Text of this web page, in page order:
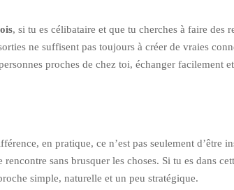
, si tu es célibataire et que tu cherches à faire des
ne suffisent pas toujours à créer de vraies
proches de chez toi, échanger
en pratique, ce n’est pas seulement d’être
rencontre sans brusquer les choses. Si tu es dans
simple, naturelle et un peu stratégique.